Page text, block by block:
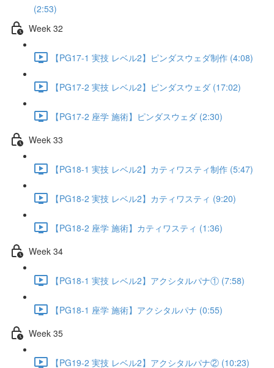
(2:53)
Week 32
【PG17-1 実技 レベル2】ピンダスウェダ制作 (4:08)
【PG17-2 実技 レベル2】ピンダスウェダ (17:02)
【PG17-2 座学 施術】ピンダスウェダ (2:30)
Week 33
【PG18-1 実技 レベル2】カティワスティ制作 (5:47)
【PG18-2 実技 レベル2】カティワスティ (9:20)
【PG18-2 座学 施術】カティワスティ (1:36)
Week 34
【PG18-1 実技 レベル2】アクシタルパナ① (7:58)
【PG18-1 座学 施術】アクシタルパナ (0:55)
Week 35
【PG19-2 実技 レベル2】アクシタルパナ② (10:23)